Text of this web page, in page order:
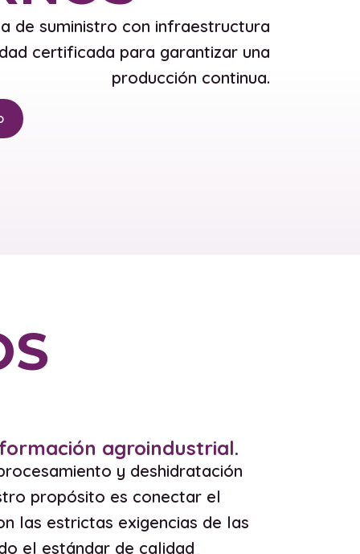
de suministro con infraestructura
certificada para garantizar una
producción continua.
agroindustrial.
y deshidratación
propósito es conectar el
las estrictas exigencias de las
el estándar de calidad